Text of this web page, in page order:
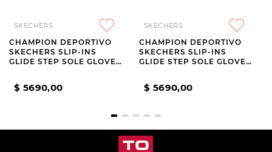
SKECHERS
CHAMPION DEPORTIVO
SKECHERS SLIP-INS
GLIDE STEP SOLE GLOVER
$ 5690,00
SKECHERS
CHAMPION DEPORTIVO
SKECHERS SLIP-INS
GLIDE STEP SOLE GLOVER
$ 5690,00